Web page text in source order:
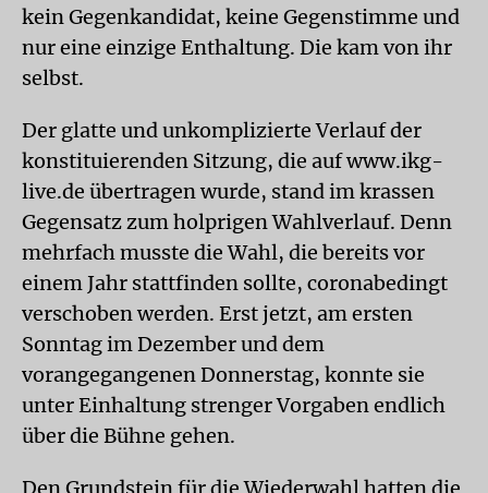
kein Gegenkandidat, keine Gegenstimme und
nur eine einzige Enthaltung. Die kam von ihr
selbst.
Der glatte und unkomplizierte Verlauf der
konstituierenden Sitzung, die auf www.ikg-
live.de übertragen wurde, stand im krassen
Gegensatz zum holprigen Wahlverlauf. Denn
mehrfach musste die Wahl, die bereits vor
einem Jahr stattfinden sollte, coronabedingt
verschoben werden. Erst jetzt, am ersten
Sonntag im Dezember und dem
vorangegangenen Donnerstag, konnte sie
unter Einhaltung strenger Vorgaben endlich
über die Bühne gehen.
Den Grundstein für die Wiederwahl hatten die